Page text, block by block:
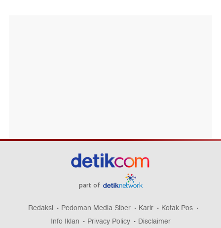
part of
Redaksi Pedoman Media Siber Karir
Kotak Pos
Info Iklan
Privacy Policy Disclaimer